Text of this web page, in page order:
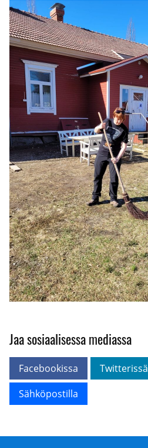
Jaa sosiaalisessa mediassa
Facebookissa Twitterissä
Sähköpostilla